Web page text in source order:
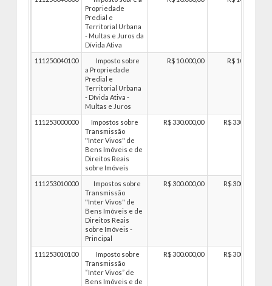
Propriedade
Predial e
Territorial Urbana
- Multas e Juros da
Dívida Ativa
111250040100
Imposto sobre
a Propriedade
Predial e
Territorial Urbana
- Dívida Ativa -
Multas e Juros
R$ 10.000,00 R$ 10.000,00
111253000000
Impostos sobre
Transmissão
"Inter Vivos" de
Bens Imóveis e de
Direitos Reais
sobre Imóveis
R$ 330.000,00 R$ 330.000,00
111253010000
Impostos sobre
Transmissão
"Inter Vivos" de
Bens Imóveis e de
Direitos Reais
sobre Imóveis -
Principal
R$ 300.000,00 R$ 300.000,00
111253010100
Imposto sobre
Transmissão
“Inter Vivos” de
Bens Imóveis e de
R$ 300.000,00 R$ 300.000,00